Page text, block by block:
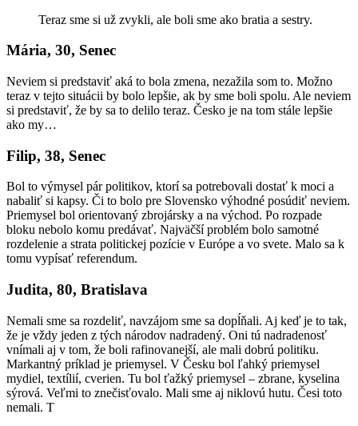
Teraz sme si už zvykli, ale boli sme ako bratia a sestry.
Mária, 30, Senec
Neviem si predstaviť aká to bola zmena, nezažila som to. Možno
teraz v tejto situácii by bolo lepšie, ak by sme boli spolu. Ale neviem
si predstaviť, že by sa to delilo teraz. Česko je na tom stále lepšie
ako my…
Filip, 38, Senec
Bol to výmysel pár politikov, ktorí sa potrebovali dostať k moci a
nabaliť si kapsy. Či to bolo pre Slovensko výhodné posúdiť neviem.
Priemysel bol orientovaný zbrojársky a na východ. Po rozpade
bloku nebolo komu predávať. Najväčší problém bolo samotné
rozdelenie a strata politickej pozície v Európe a vo svete. Malo sa k
tomu vypísať referendum.
Judita, 80, Bratislava
Nemali sme sa rozdeliť, navzájom sme sa dopĺňali. Aj keď je to tak,
že je vždy jeden z tých národov nadradený. Oni tú nadradenosť
vnímali aj v tom, že boli rafinovanejší, ale mali dobrú politiku.
Markantný príklad je priemysel. V Česku bol ľahký priemysel
mydiel, textílií, cverien. Tu bol ťažký priemysel – zbrane, kyselina
sýrová. Veľmi to znečisťovalo. Mali sme aj niklovú hutu. Česi toto
nemali. T